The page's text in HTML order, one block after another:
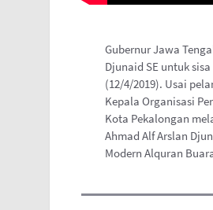
Gubernur Jawa
Djunaid SE untuk
(12/4/2019). Usai
Kepala Organisasi
Kota Pekalongan
Ahmad Alf Arslan
Modern Alquran